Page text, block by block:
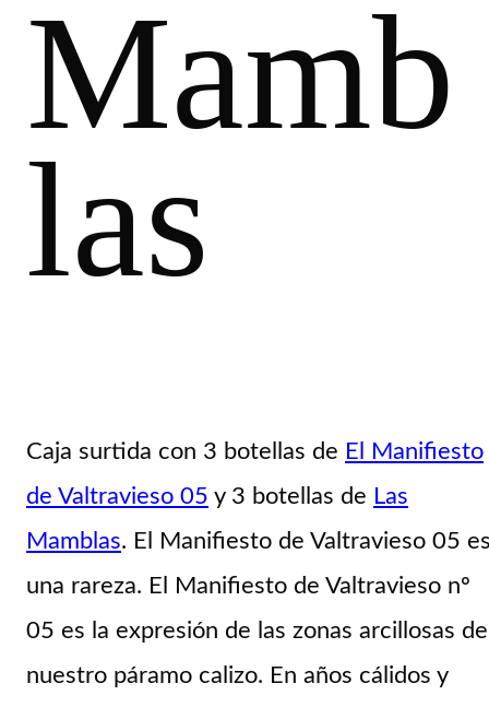
Mamb
las
Caja surtida con 3 botellas de El Manifiesto
de Valtravieso 05 y 3 botellas de Las
Mamblas. El Manifiesto de Valtravieso 05
una rareza. El Manifiesto de Valtravieso nº
05 es la expresión de las zonas arcillosas de
nuestro páramo calizo. En años cálidos y